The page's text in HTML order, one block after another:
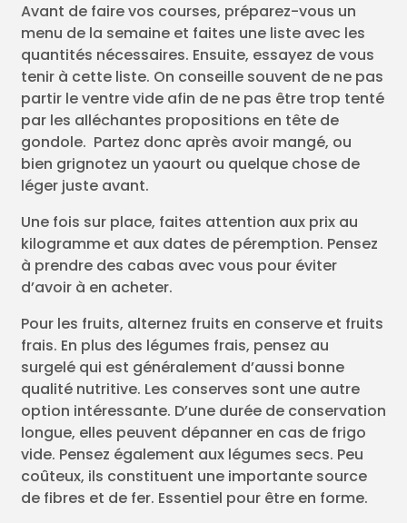
Avant de faire vos courses, préparez-vous un
menu de la semaine et faites une liste avec les
quantités nécessaires. Ensuite, essayez de vous
tenir à cette liste. On conseille souvent de ne pas
partir le ventre vide afin de ne pas être trop tenté
par les alléchantes propositions en tête de
gondole. Partez donc après avoir mangé, ou
bien grignotez un yaourt ou quelque chose de
léger juste avant.
Une fois sur place, faites attention aux prix au
kilogramme et aux dates de péremption. Pensez
à prendre des cabas avec vous pour éviter
d’avoir à en acheter.
Pour les fruits, alternez fruits en conserve et fruits
frais. En plus des légumes frais, pensez au
surgelé qui est généralement d’aussi bonne
qualité nutritive. Les conserves sont une autre
option intéressante. D’une durée de conservation
longue, elles peuvent dépanner en cas de frigo
vide. Pensez également aux légumes secs. Peu
coûteux, ils constituent une importante source
de fibres et de fer. Essentiel pour être en forme.